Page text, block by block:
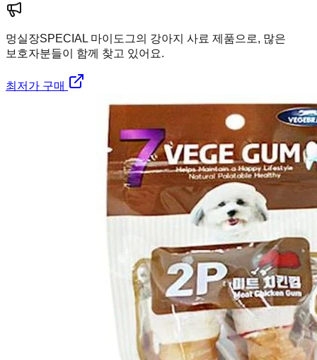
멍실장SPECIAL 마이도그의 강아지 사료 제품으로, 많은
보호자분들이 함께 찾고 있어요.
최저가 구매